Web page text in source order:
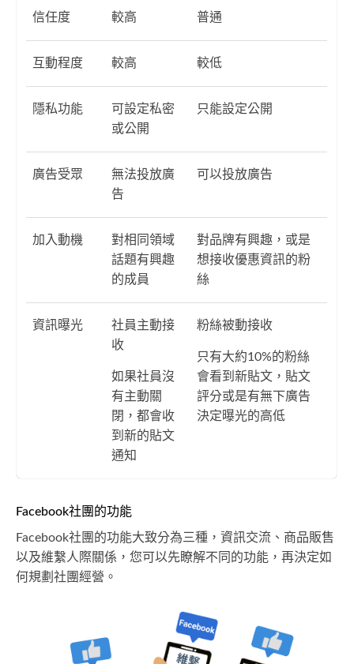
信任度 較高 普通
互動程度 較高 較低
隱私功能
可設定私密
或公開
只能設定公開
廣告受眾
無法投放廣
告
可以投放廣告
加入動機
對相同領域
話題有興趣
的成員
對品牌有興趣，或是
想接收優惠資訊的粉
絲
資訊曝光
社員主動接
收
如果社員沒
有主動關
閉，都會收
到新的貼文
通知
粉絲被動接收
只有大約10%的粉絲
會看到新貼文，貼文
評分或是有無下廣告
決定曝光的高低
Facebook社團的功能
Facebook社團的功能大致分為三種，資訊交流、商品販售
以及維繫人際關係，您可以先瞭解不同的功能，再決定如
何規劃社團經營。